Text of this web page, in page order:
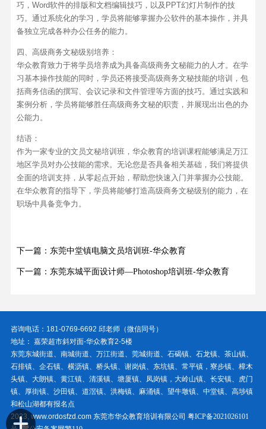
巧，Word软件的排版和文档编辑技巧，以及PPT幻灯片制作的技
巧。通过系统化的学习，学员将能够掌握办公软件的基本操作，并具
备独立完成各种办公任务的能力。
四、高级商务文秘级别培养：
华众教育致力于将学员培养成为具备高级商务文秘能力的人才。在学
习基本操作技能的同时，学员还将接受高级商务文秘技能的培训，包
括商务信函的撰写、会议记录和文件管理等方面的技巧。通过实践和
案例分析，学员将能够胜任高级商务文秘的职责，并展现出出色的办
公能力。
结语：
作为一家专业的文员文秘培训班，华众教育的培训课程能够满足万江
地区学员对办公技能的需求。无论您是否具备相关基础，我们将提供
全面的培训支持，从零起点开始，帮助您快速入门并掌握办公技能。
在华众教育的指导下，学员将能够打造高级商务文秘级别的能力，在
职场中具备竞争力。
下一篇：东莞中堂镇电脑文员培训班-华众教育
下一篇：东莞东城平面设计师—Photoshop培训班-华众教育
咨询电话：181-0769-6692 邱老师（微信同号）
地址： 嘉荣超市斜对面-华众教育2-5楼
东莞东城街道、南城街道、万江街道、莞城街道、石碣镇、石龙镇、茶山镇、
石排镇、企石镇、横沥镇、桥头镇、谢岗镇、东坑镇、常平镇，寮步镇、樟木
头镇、大朗镇、黄江镇、清溪镇、塘厦镇、凤岗镇，大岭山镇、长安镇、虎门
镇、厚街镇、沙田镇、道滘镇、洪梅镇、麻涌镇、望牛墩镇、中堂镇、高埗镇
和松山湖都有报名点
2023, www.ordosfzd.com 东莞市华众教育培训有限公司 粤ICP备2021026101